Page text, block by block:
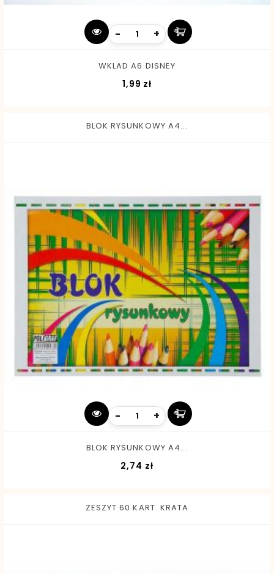
- +
WKLAD A6 DISNEY
1,99 zł
BLOK RYSUNKOWY A4...
- +
BLOK RYSUNKOWY A4...
2,74 złCena
ZESZYT 60 KART. KRATA